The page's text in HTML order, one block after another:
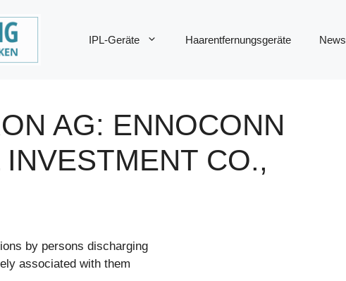
IPL-Geräte Haarentfernungsgeräte News
AG: ENNOCONN
CO.,
by persons discharging
associated with them